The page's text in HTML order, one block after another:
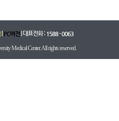
|PC버전| 대표전화 : 1588 - 0063
Medical Center. All rights reserved.